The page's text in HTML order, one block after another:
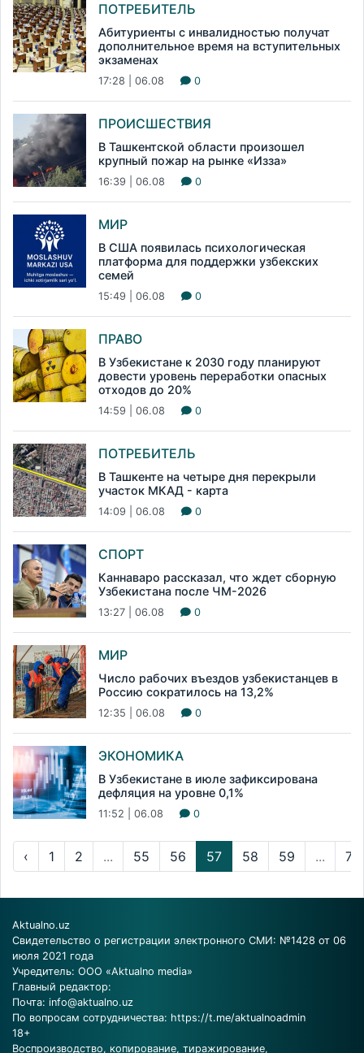
ПОТРЕБИТЕЛЬ
Абитуриенты с инвалидностью получат
дополнительное время на вступительных
экзаменах
17:28 | 06.08 0
ПРОИСШЕСТВИЯ
В Ташкентской области произошел
крупный пожар на рынке «Изза»
16:39 | 06.08 0
МИР
В США появилась психологическая
платформа для поддержки узбекских
семей
15:49 | 06.08 0
ПРАВО
В Узбекистане к 2030 году планируют
довести уровень переработки опасных
отходов до 20%
14:59 | 06.08 0
ПОТРЕБИТЕЛЬ
В Ташкенте на четыре дня перекрыли
участок МКАД - карта
14:09 | 06.08 0
СПОРТ
Каннаваро рассказал, что ждет сборную
Узбекистана после ЧМ-2026
13:27 | 06.08 0
МИР
Число рабочих въездов узбекистанцев в
Россию сократилось на 13,2%
12:35 | 06.08 0
ЭКОНОМИКА
В Узбекистане в июле зафиксирована
дефляция на уровне 0,1%
11:52 | 06.08 0
‹ 1 2 ... 55 56 57 58 59 ... 72
Aktualno.uz
Свидетельство о регистрации электронного СМИ: №1428 от 06
июля 2021 года
Учредитель: ООО «Aktualno media»
Главный редактор:
Почта: info@aktualno.uz
По вопросам сотрудничества: https://t.me/aktualnoadmin
18+
Воспроизводство, копирование, тиражирование,